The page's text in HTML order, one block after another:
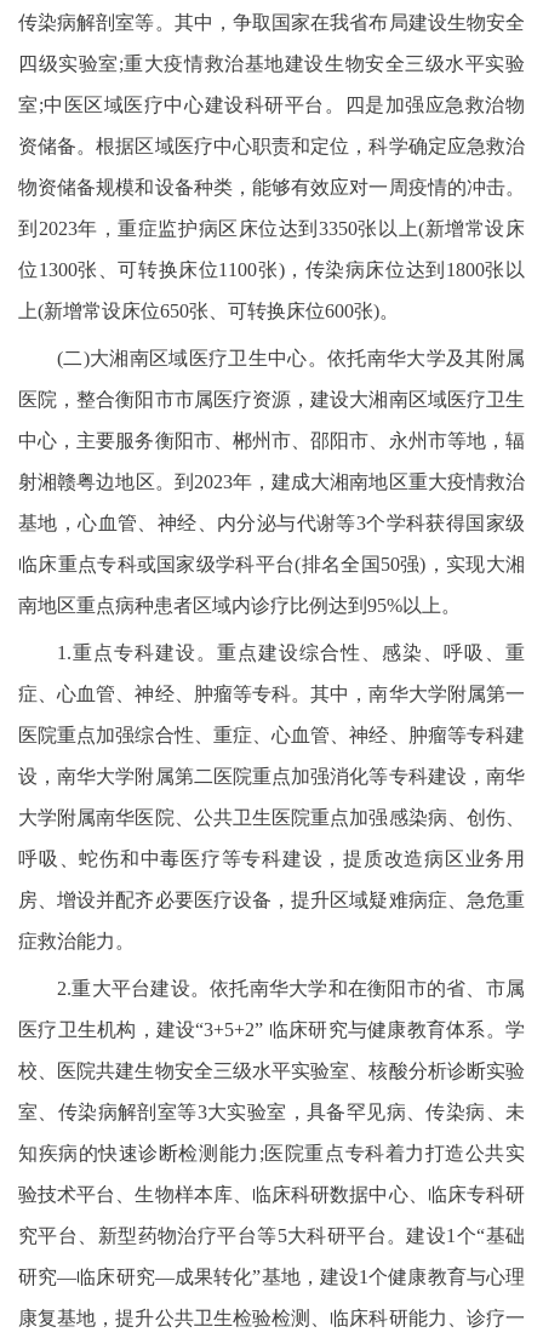
传染病解剖室等。其中，争取国家在我省布局建设生物安全
四级实验室;重大疫情救治基地建设生物安全三级水平实验
室;中医区域医疗中心建设科研平台。四是加强应急救治物
资储备。根据区域医疗中心职责和定位，科学确定应急救治
物资储备规模和设备种类，能够有效应对一周疫情的冲击。
到2023年，重症监护病区床位达到3350张以上(新增常设床
位1300张、可转换床位1100张)，传染病床位达到1800张以
上(新增常设床位650张、可转换床位600张)。
(二)大湘南区域医疗卫生中心。依托南华大学及其附属
医院，整合衡阳市市属医疗资源，建设大湘南区域医疗卫生
中心，主要服务衡阳市、郴州市、邵阳市、永州市等地，辐
射湘赣粤边地区。到2023年，建成大湘南地区重大疫情救治
基地，心血管、神经、内分泌与代谢等3个学科获得国家级
临床重点专科或国家级学科平台(排名全国50强)，实现大湘
南地区重点病种患者区域内诊疗比例达到95%以上。
1.重点专科建设。重点建设综合性、感染、呼吸、重
症、心血管、神经、肿瘤等专科。其中，南华大学附属第一
医院重点加强综合性、重症、心血管、神经、肿瘤等专科建
设，南华大学附属第二医院重点加强消化等专科建设，南华
大学附属南华医院、公共卫生医院重点加强感染病、创伤、
呼吸、蛇伤和中毒医疗等专科建设，提质改造病区业务用
房、增设并配齐必要医疗设备，提升区域疑难病症、急危重
症救治能力。
2.重大平台建设。依托南华大学和在衡阳市的省、市属
医疗卫生机构，建设“3+5+2” 临床研究与健康教育体系。学
校、医院共建生物安全三级水平实验室、核酸分析诊断实验
室、传染病解剖室等3大实验室，具备罕见病、传染病、未
知疾病的快速诊断检测能力;医院重点专科着力打造公共实
验技术平台、生物样本库、临床科研数据中心、临床专科研
究平台、新型药物治疗平台等5大科研平台。建设1个“基础
研究—临床研究—成果转化”基地，建设1个健康教育与心理
康复基地，提升公共卫生检验检测、临床科研能力、诊疗一